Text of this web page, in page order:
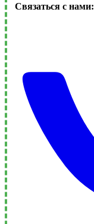
Связаться с нами: